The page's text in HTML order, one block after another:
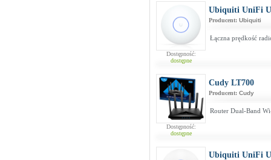
Dostępność:
dostępne
Ubiquiti UniFi
Producent: Ubiquiti
Łączna prędkość
Dostępność:
dostępne
Cudy LT700
Producent: Cudy
Router Dual-Band
Ubiquiti UniFi